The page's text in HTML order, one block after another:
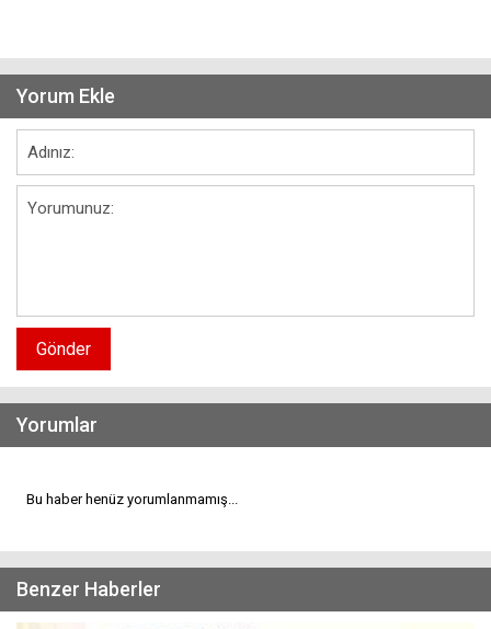
Yorum Ekle
Gönder
Yorumlar
Bu haber henüz yorumlanmamış...
Benzer Haberler